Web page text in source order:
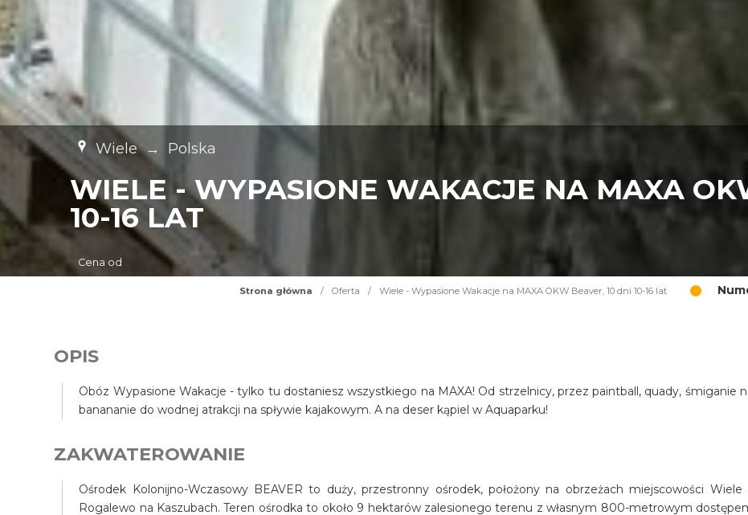
Wiele → Polska
WIELE - WYPASIONE WAKACJE NA MAXA
10-16 LAT
Cena od
Strona główna / Oferta / Wiele - Wypasione Wakacje na MAXA OKW Beaver, 10 dni 10-16 lat
OPIS
Obóz Wypasione Wakacje - tylko tu dostaniesz wszystkiego na MAXA! Od strzelnicy, przez paintball, quady, śmiganie
banananie do wodnej atrakcji na spływie kajakowym. A na deser kąpiel w Aquaparku!
ZAKWATEROWANIE
Ośrodek Kolonijno-Wczasowy BEAVER to duży, przestronny ośrodek, położony na obrzeżach miejscowości Wiele
Rogalewo na Kaszubach. Teren ośrodka to około 9 hektarów zalesionego terenu z własnym 800-metrowym